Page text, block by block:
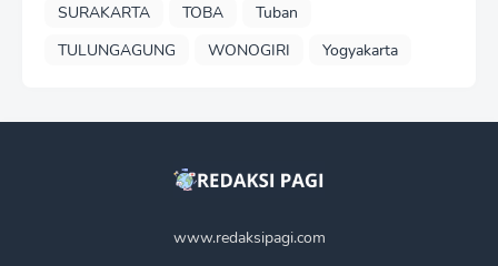
SURAKARTA
TOBA
Tuban
TULUNGAGUNG
WONOGIRI Yogyakarta
www.redaksipagi.com